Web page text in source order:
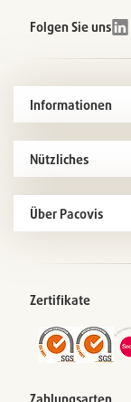
Folgen Sie uns
Informationen
Nützliches
Über Pacovis
Zertifikate
Zahlungsarten